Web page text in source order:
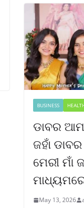
BUSINESS
ଡାବର
ଜହାଁ
ମେରୀ ମାଁ
May 13, 2026